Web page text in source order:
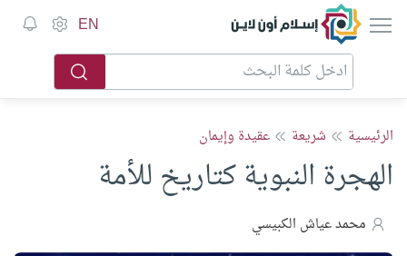
إسلام أون لاين EN
الرئيسية شريعة عقيدة وإيمان
الهجرة النبوية كتاريخ للأمة
محمد عياش الكبيسي